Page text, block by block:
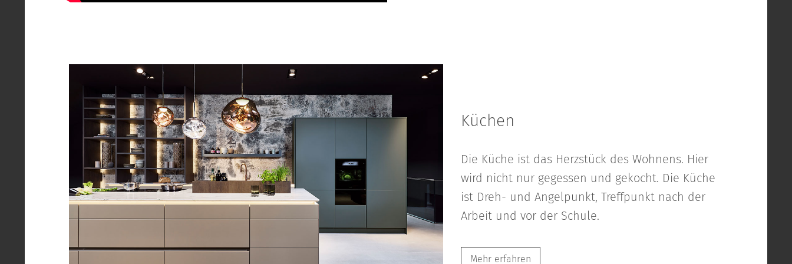
Küchen
Die Küche ist das Herzstück des Wohnens. Hier
wird nicht nur gegessen und gekocht. Die Küche
ist Dreh- und Angelpunkt, Treffpunkt nach der
Arbeit und vor der Schule.
Mehr erfahren